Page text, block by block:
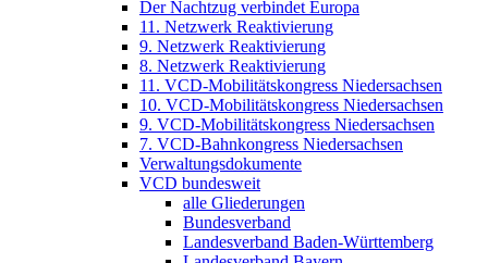
Der Nachtzug verbindet Europa
11. Netzwerk Reaktivierung
9. Netzwerk Reaktivierung
8. Netzwerk Reaktivierung
11. VCD-Mobilitätskongress Niedersachsen
10. VCD-Mobilitätskongress Niedersachsen
9. VCD-Mobilitätskongress Niedersachsen
7. VCD-Bahnkongress Niedersachsen
Verwaltungsdokumente
VCD bundesweit
alle Gliederungen
Bundesverband
Landesverband Baden-Württemberg